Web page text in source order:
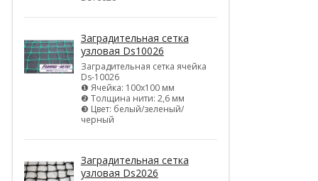
Заградительная сетка
узловая Ds10026
Заградительная сетка ячейка
Ds-10026
❶ Ячейка: 100х100 мм
❷ Толщина нити: 2,6 мм
❸ Цвет: белый/зеленый/
черный
Заградительная сетка
узловая Ds2026